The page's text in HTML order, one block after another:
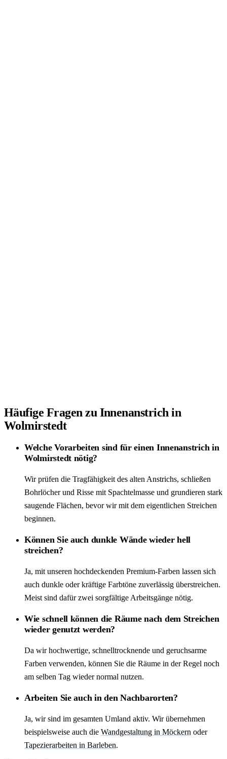
Häufige Fragen zu Innenanstrich in
Wolmirstedt
Welche Vorarbeiten sind für einen Innenanstrich in
Wolmirstedt nötig?
Wir prüfen die Tragfähigkeit des alten Anstrichs, schließen
Bohrlöcher und Risse mit Spachtelmasse und grundieren stark
saugende Flächen, bevor wir mit dem eigentlichen Streichen
beginnen.
Können Sie auch dunkle Wände wieder hell
streichen?
Ja, mit unseren hochdeckenden Premium-Farben lassen sich
auch dunkle oder kräftige Farbtöne zuverlässig überstreichen.
Meist sind dafür zwei sorgfältige Arbeitsgänge nötig.
Wie schnell können die Räume nach dem Streichen
wieder genutzt werden?
Da wir hochwertige, schnelltrocknende und geruchsarme
Farben verwenden, können Sie die Räume in der Regel noch
am selben Tag wieder normal nutzen.
Arbeiten Sie auch in den Nachbarorten?
Ja, wir sind im gesamten Umland aktiv. Wir übernehmen
beispielsweise auch die Wandgestaltung in Möckern oder
Tapezierarbeiten in Barleben.